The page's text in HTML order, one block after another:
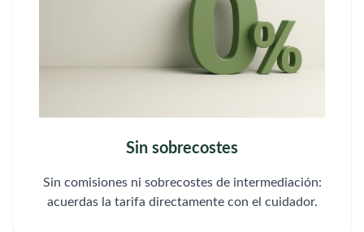
Sin sobrecostes
Sin comisiones ni sobrecostes de intermediación:
acuerdas la tarifa directamente con el cuidador.